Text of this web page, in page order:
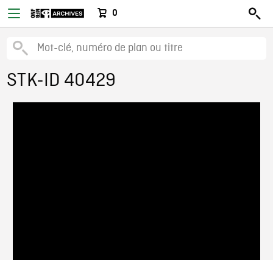
0
STK-ID 40429